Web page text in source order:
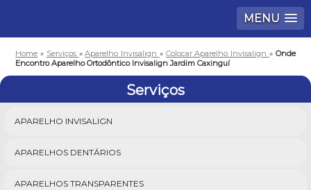
MENU
Home » Serviços »Aparelho Invisalign » Colocar Aparelho Invisalign » Onde
Encontro Aparelho Ortodôntico Invisalign Jardim Caxinguí
Serviços
APARELHO INVISALIGN
APARELHOS DENTÁRIOS
APARELHOS TRANSPARENTES